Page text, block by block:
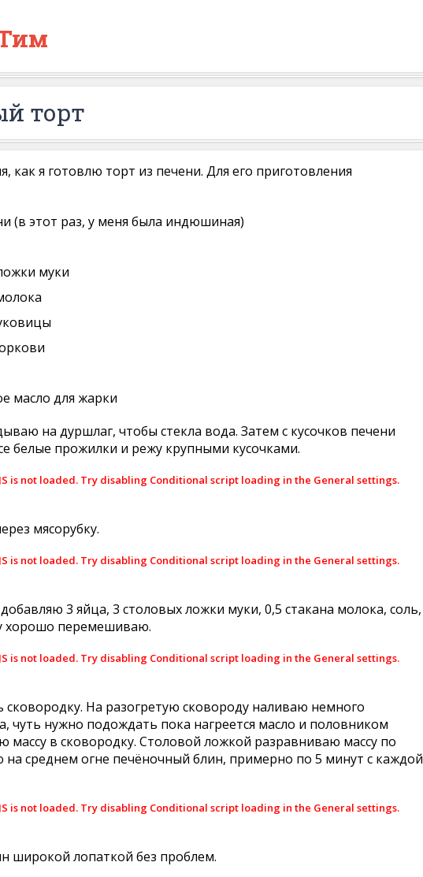
торт
как я готовлю торт из печени. Для его приготовления
(в этот раз, у меня была индюшиная)
муки
масло для жарки
на дуршлаг, чтобы стекла вода. Затем с кусочков печени
белые прожилки и режу крупными кусочками.
is not loaded. Try disabling Conditional script loading in the General settings.
мясорубку.
is not loaded. Try disabling Conditional script loading in the General settings.
3 яйца, 3 столовых ложки муки, 0,5 стакана молока, соль,
хорошо перемешиваю.
is not loaded. Try disabling Conditional script loading in the General settings.
сковородку. На разогретую сковороду наливаю немного
чуть нужно подождать пока нагреется масло и половником
массу в сковородку. Столовой ложкой разравниваю массу по
среднем огне печёночный блин, примерно по 5 минут с каждой
is not loaded. Try disabling Conditional script loading in the General settings.
широкой лопаткой без проблем.